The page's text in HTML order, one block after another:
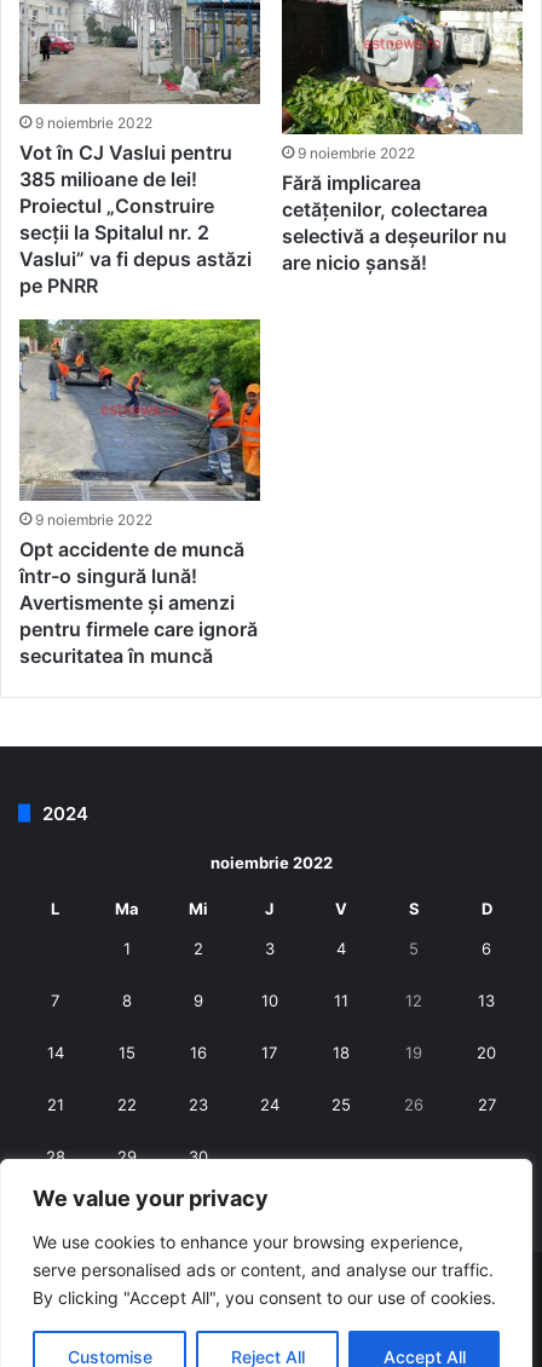
We value your privacy
We use cookies to enhance your browsing experience,
serve personalised ads or content, and analyse our traffic.
By clicking "Accept All", you consent to our use of cookies.
Customise Reject All Accept All
9 noiembrie 2022
Vot în CJ Vaslui pentru
385 milioane de lei!
Proiectul „Construire
secții la Spitalul nr. 2
Vaslui” va fi depus astăzi
pe PNRR
9 noiembrie 2022
Fără implicarea
cetățenilor, colectarea
selectivă a deșeurilor nu
are nicio șansă!
9 noiembrie 2022
Opt accidente de muncă
într-o singură lună!
Avertismente și amenzi
pentru firmele care ignoră
securitatea în muncă
2024
noiembrie 2022
L Ma Mi J V S D
1 2 3 4 5 6
7 8 9 10 11 12 13
14 15 16 17 18 19 20
21 22 23 24 25 26 27
28 29 30
« oct. dec. »
© Copyright 2026, All Rights Reserved | RexNet
Facebook